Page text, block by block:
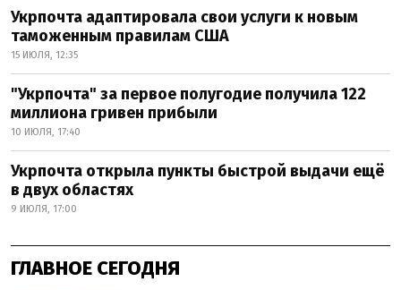
Укрпочта адаптировала свои услуги к новым
таможенным правилам США
15 ИЮЛЯ, 12:35
"Укрпочта" за первое полугодие получила 122
миллиона гривен прибыли
10 ИЮЛЯ, 17:40
Укрпочта открыла пункты быстрой выдачи ещё
в двух областях
9 ИЮЛЯ, 17:00
ГЛАВНОЕ СЕГОДНЯ